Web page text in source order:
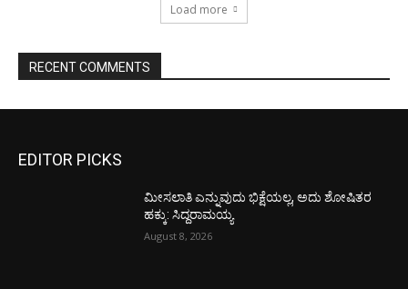
Load more
RECENT COMMENTS
EDITOR PICKS
ಮೀಸಲಾತಿ ಎನ್ನುವುದು ಭಿಕ್ಷೆಯಲ್ಲ, ಅದು ಶೋಷಿತರ
ಹಕ್ಕು: ಸಿದ್ದರಾಮಯ್ಯ
August 8, 2026